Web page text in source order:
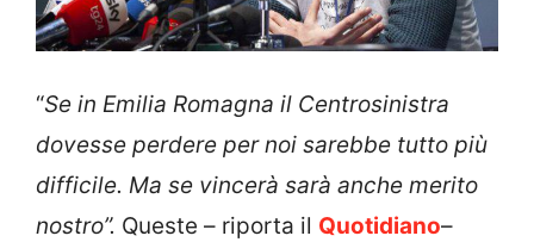
“Se in Emilia Romagna il Centrosinistra
dovesse perdere per noi sarebbe tutto più
difficile. Ma se vincerà sarà anche merito
nostro”. Queste – riporta il Quotidiano–